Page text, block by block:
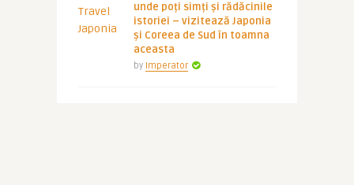
unde poți simți și rădăcinile
istoriei – vizitează Japonia
și Coreea de Sud în toamna
aceasta
by Imperator